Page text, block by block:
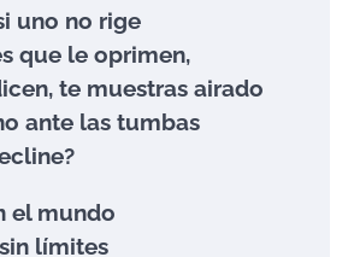
uno no rige
que le oprimen,
te muestras airado
ante las tumbas
el mundo
límites